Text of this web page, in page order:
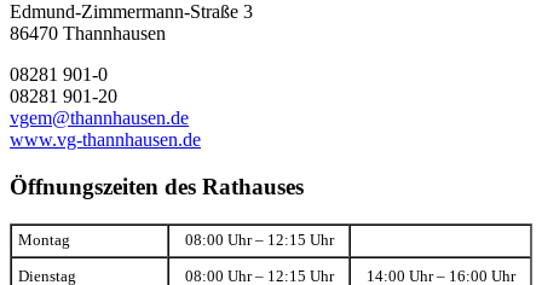
Edmund-Zimmermann-Straße 3
86470 Thannhausen
08281 901-0
08281 901-20
vgem@thannhausen.de
www.vg-thannhausen.de
Öffnungszeiten des Rathauses
Montag 08:00 Uhr – 12:15 Uhr
Dienstag 08:00 Uhr – 12:15 Uhr 14:00 Uhr – 16:00 Uhr